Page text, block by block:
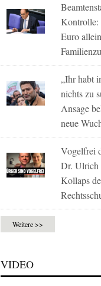
Euro
„Ihr habt
nichts zu
Ansage
neue
Vogelfrei
Dr. Ulrich
Kollaps
Weitere >>
VIDEO